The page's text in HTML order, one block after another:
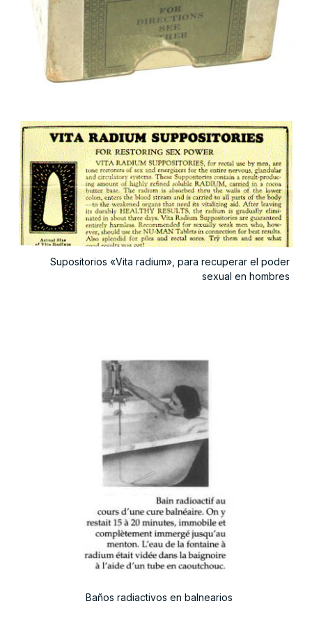
Supositorios «Vita radium», para recuperar el poder
sexual en hombres
Baños radiactivos en balnearios